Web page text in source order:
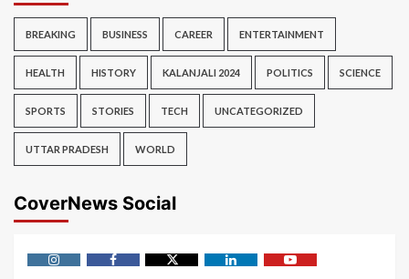
BREAKING BUSINESS CAREER ENTERTAINMENT
HEALTH HISTORY KALANJALI 2024 POLITICS SCIENCE
SPORTS STORIES TECH UNCATEGORIZED
UTTAR PRADESH WORLD
CoverNews Social